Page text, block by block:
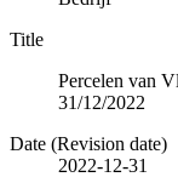
Title
Percelen van
31/12/2022
Date (Revision date)
2022-12-31